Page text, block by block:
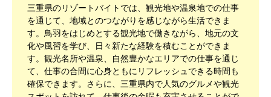
三重県のリゾートバイトでは、観光地や温泉地での仕事
を通じて、地域とのつながりを感じながら生活できま
す。鳥羽をはじめとする観光地で働きながら、地元の文
化や風習を学び、日々新たな経験を積むことができま
す。観光名所や温泉、自然豊かなエリアでの仕事を通じ
て、仕事の合間に心身ともにリフレッシュできる時間も
確保できます。さらに、三重県内で人気のグルメや観光